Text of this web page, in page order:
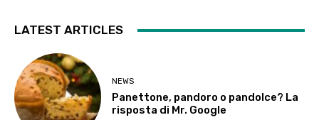
LATEST ARTICLES
NEWS
Panettone, pandoro o pandolce? La
risposta di Mr. Google